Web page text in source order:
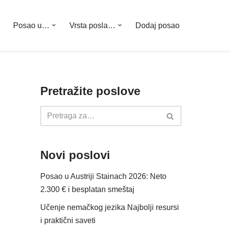
Posao u… Vrsta posla… Dodaj posao
Pretražite poslove
Novi poslovi
Posao u Austriji Stainach 2026: Neto
2.300 € i besplatan smeštaj
Učenje nemačkog jezika Najbolji resursi
i praktični saveti